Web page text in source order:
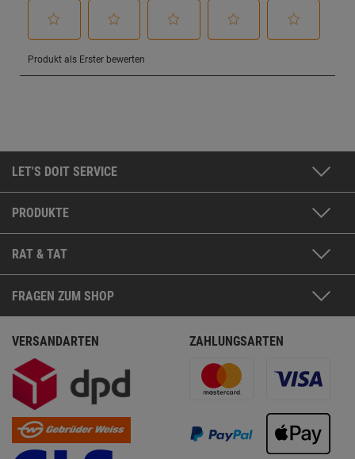
LET'S DOIT SERVICE
PRODUKTE
RAT & TAT
FRAGEN ZUM SHOP
VERSANDARTEN ZAHLUNGSARTEN